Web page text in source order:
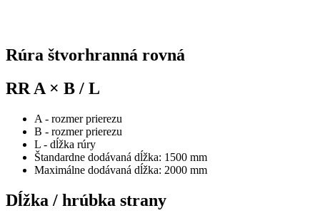
Rúra štvorhranná rovná
RR A × B / L
A - rozmer prierezu
B - rozmer prierezu
L - dĺžka rúry
Štandardne dodávaná dĺžka: 1500 mm
Maximálne dodávaná dĺžka: 2000 mm
Dĺžka / hrúbka strany